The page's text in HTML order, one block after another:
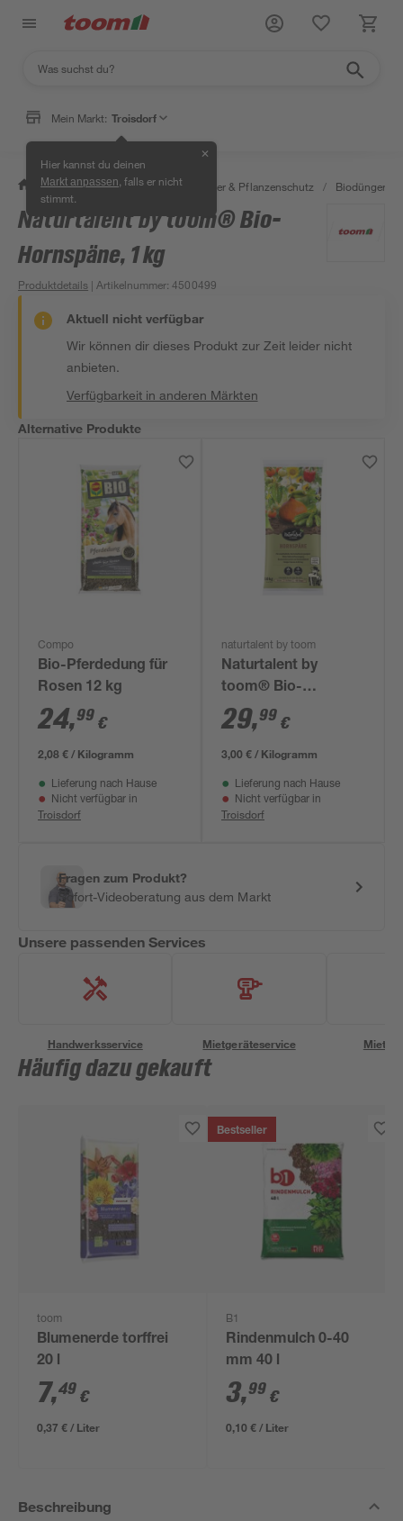
Mein Markt: Troisdorf
Hier kannst du deinen
Markt anpassen , falls er nicht
stimmt.
✕
/ Garten & Freizeit / Erden, Dünger & Pflanzenschutz / Biodünger
Naturtalent by toom® Bio-
Hornspäne, 1 kg
Produktdetails | Artikelnummer:4500499
Aktuell nicht verfügbar
Wir können dir dieses Produkt zur Zeit leider nicht
anbieten.
Verfügbarkeit in anderen Märkten
Alternative Produkte
Compo
Bio-Pferdedung für
Rosen 12 kg
24,99 €
2,08 € / Kilogramm
Lieferung nach Hause
Nicht verfügbar in
Troisdorf
naturtalent by toom
Naturtalent by
toom® Bio-
Hornspäne 10 kg
29,99 €
3,00 € / Kilogramm
Lieferung nach Hause
Nicht verfügbar in
Troisdorf
Fragen zum Produkt?
Sofort-Videoberatung aus dem Markt
Unsere passenden Services
Handwerksservice Mietgeräteservice
Häufig dazu gekauft
toom
Blumenerde torffrei
20 l
7,49 €
0,37 € / Liter
Bestseller
B1
Rindenmulch 0-40
mm 40 l
3,99 €
0,10 € / Liter
Beschreibung